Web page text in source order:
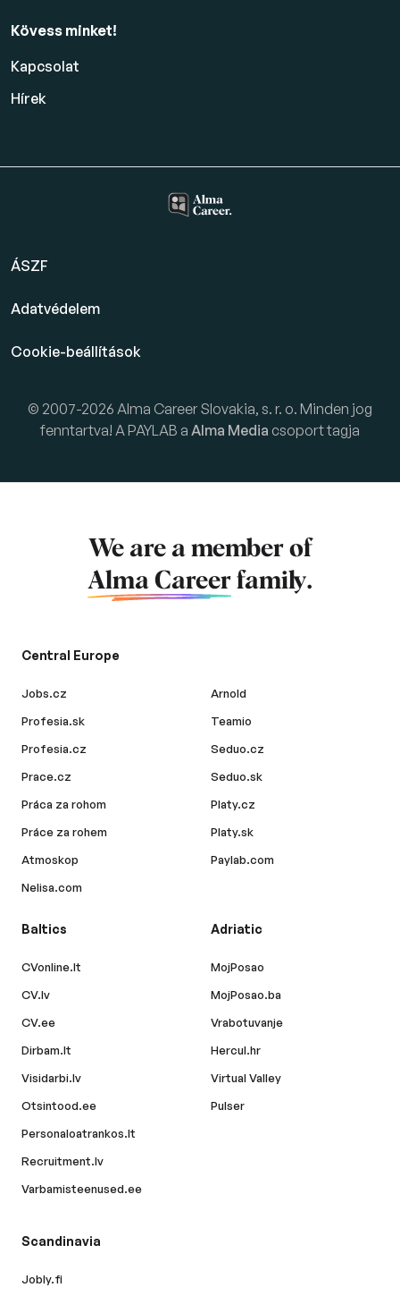
Kövess minket!
Kapcsolat
Hírek
ÁSZF
Adatvédelem
Cookie-beállítások
© 2007-2026 Alma Career Slovakia, s. r. o. Minden jog
fenntartva! A PAYLAB a Alma Media csoport tagja
We are a member of
Alma Career family.
Central Europe
Jobs.cz
Profesia.sk
Profesia.cz
Prace.cz
Práca za rohom
Práce za rohem
Atmoskop
Nelisa.com
Arnold
Teamio
Seduo.cz
Seduo.sk
Platy.cz
Platy.sk
Paylab.com
Baltics
CVonline.lt
CV.lv
CV.ee
Dirbam.lt
Visidarbi.lv
Otsintood.ee
Personaloatrankos.lt
Recruitment.lv
Varbamisteenused.ee
Adriatic
MojPosao
MojPosao.ba
Vrabotuvanje
Hercul.hr
Virtual Valley
Pulser
Scandinavia
Jobly.fi